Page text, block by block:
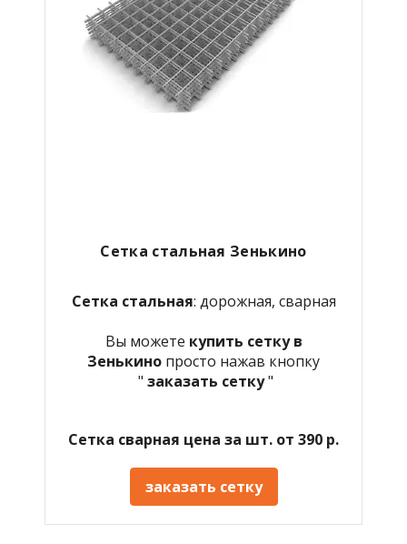
Сетка стальная Зенькино
Сетка стальная: дорожная, сварная
Вы можете купить сетку в
Зенькино просто нажав кнопку
" заказать сетку"
Сетка сварная цена за шт. от 390 р.
заказать сетку